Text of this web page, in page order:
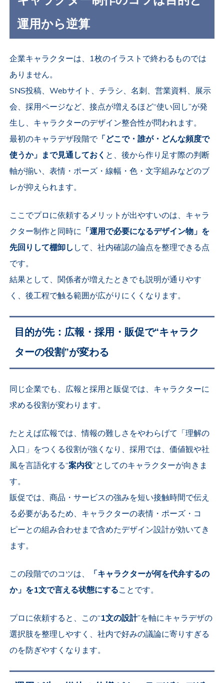
運用から逆算
企業キャラクターは、1枚のイラストで終わるものでは
ありません。
SNS投稿、Webサイト、チラシ、名刺、営業資料、展示
会、採用ページなど、接点が増えるほど“使い回し”が発
生し、キャラクターのデザイン整合性が問われます。
最初のキャラデザ段階で「どこで・誰が・どんな頻度で
使うか」まで見通しておく と、後から作り足す際の判断
軸が揃い、表情・ポーズ・線幅・色・文字組みなどのブ
レが抑えられます。
ここでプロに依頼するメリットが出やすいのは、キャラ
クター制作と同時に 「運用で必要になるデザイン物」を
先回りして棚卸し して、社内確認の論点を整理できる点
です。
結果として、関係者が増えたときでも説明が通りやす
く、後工程で触る範囲が広がりにくくなります。
目的が先：広報・採用・販促で“キャラク
ターの役割”が変わる
同じ企業でも、広報と採用と販促では、キャラクターに
求める役割が変わります。
たとえば広報では、情報の難しさをやわらげて「理解の
入口」をつくる役割が強くなり、採用では、価値観や社
風を言語化する“案内役”としてのキャラクターが向きま
す。
販促では、商品・サービスの強みを短い接触時間で伝え
る必要があるため、キャラクターの表情・ポーズ・コ
ピーとの組み合わせまで含めたデザイン設計が効いてき
ます。
この段階でのコツは、
「キャラクターが何を代弁するの
か」を1文で言える状態にすることです。
プロに依頼すると、この“1文の設計”を軸にキャラデザの
選択肢を整理しやすく、社内で好みの議論に寄りすぎる
のを防ぎやすくなります。